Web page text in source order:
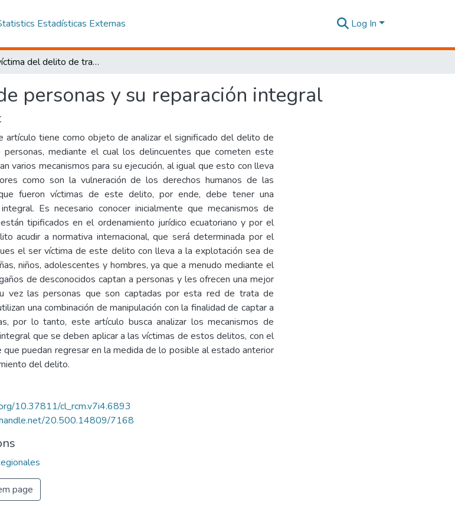
Estadísticas Externas Log In
La víctima del delito de trata de personas y su reparación integral
personas y su reparación integral
artículo tiene como objeto de analizar el significado del delito de
mediante el cual los delincuentes que cometen este
varios mecanismos para su ejecución, al igual que esto con lleva
como son la vulneración de los derechos humanos de las
fueron víctimas de este delito, por ende, debe tener una
Es necesario conocer inicialmente que mecanismos de
tipificados en el ordenamiento jurídico ecuatoriano y por el
acudir a normativa internacional, que será determinada por el
el ser víctima de este delito con lleva a la explotación sea de
niños, adolescentes y hombres, ya que a menudo mediante el
de desconocidos captan a personas y les ofrecen una mejor
vez las personas que son captadas por esta red de trata de
una combinación de manipulación con la finalidad de captar a
por lo tanto, este artículo busca analizar los mecanismos de
que se deben aplicar a las víctimas de estos delitos, con el
puedan regresar en la medida de lo posible al estado anterior
del delito.
10.37811/cl_rcm.v7i4.6893
20.500.14809/7168
page